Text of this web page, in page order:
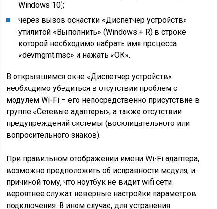
Windows 10);
через вызов оснастки «Диспетчер устройств»
утилитой «Выполнить» (Windows + R) в строке
которой необходимо набрать имя процесса
«devmgmt.msc» и нажать «ОК».
В открывшимся окне «Диспетчер устройств»
необходимо убедиться в отсутствии проблем с
модулем Wi-Fi – его непосредственно присутствие в
группе «Сетевые адаптеры», а также отсутствии
предупреждений системы (восклицательного или
вопросительного знаков).
При правильном отображении имени Wi-Fi адаптера,
возможно предположить об исправности модуля, и
причиной тому, что ноутбук не видит wifi сети
вероятнее служат неверные настройки параметров
подключения. В ином случае, для устранения